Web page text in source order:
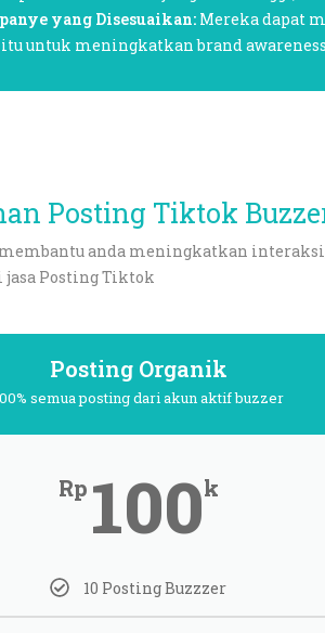
yang Disesuaikan: Mereka dapat
untuk meningkatkan brand
Posting Tiktok
membantu anda meningkatkan
Posting Tiktok
Posting Organik
semua posting dari akun aktif buzzer
Rp 100k
10 Posting Buzzzer